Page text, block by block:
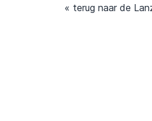
« terug naar de